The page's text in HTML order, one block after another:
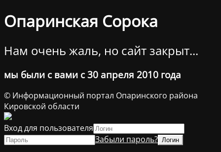
Опаринская Сорока
Нам очень жаль, но сайт закрыт...
мы были с вами с 30 апреля 2010 года
© Информационный портал Опаринского района
Кировской области
Вход для пользователя
Забыли пароль?